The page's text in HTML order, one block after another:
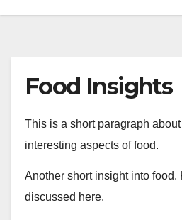
Food Insights
This is a short paragraph
interesting aspects of food.
Another short insight into food.
discussed here.